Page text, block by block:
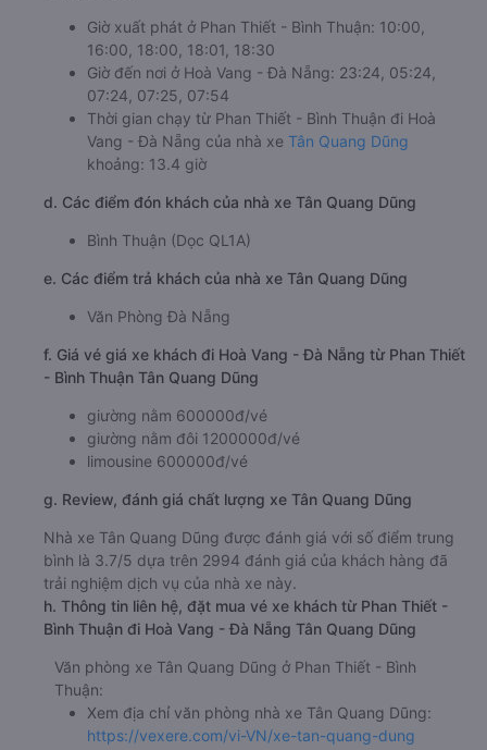
Giờ xuất phát ở Phan Thiết - Bình Thuận: 10:00,
16:00, 18:00, 18:01, 18:30
Giờ đến nơi ở Hoà Vang - Đà Nẵng: 23:24, 05:24,
07:24, 07:25, 07:54
Thời gian chạy từ Phan Thiết - Bình Thuận đi Hoà
Vang - Đà Nẵng của nhà xe Tân Quang Dũng
khoảng: 13.4 giờ
d. Các điểm đón khách của nhà xe Tân Quang Dũng
Bình Thuận (Dọc QL1A)
e. Các điểm trả khách của nhà xe Tân Quang Dũng
Văn Phòng Đà Nẵng
f. Giá vé giá xe khách đi Hoà Vang - Đà Nẵng từ Phan Thiết
- Bình Thuận Tân Quang Dũng
giường nằm 600000đ/vé
giường nằm đôi 1200000đ/vé
limousine 600000đ/vé
g. Review, đánh giá chất lượng xe Tân Quang Dũng
Nhà xe Tân Quang Dũng được đánh giá với số điểm trung
bình là 3.7/5 dựa trên 2994 đánh giá của khách hàng đã
trải nghiệm dịch vụ của nhà xe này.
h. Thông tin liên hệ, đặt mua vé xe khách từ Phan Thiết -
Bình Thuận đi Hoà Vang - Đà Nẵng Tân Quang Dũng
Văn phòng xe Tân Quang Dũng ở Phan Thiết - Bình
Thuận:
Xem địa chỉ văn phòng nhà xe Tân Quang Dũng:
https://vexere.com/vi-VN/xe-tan-quang-dung